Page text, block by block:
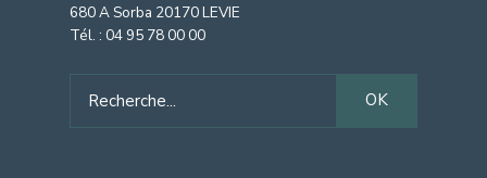
680 A Sorba 20170 LEVIE
Tél. : 04 95 78 00 00
for:
OK